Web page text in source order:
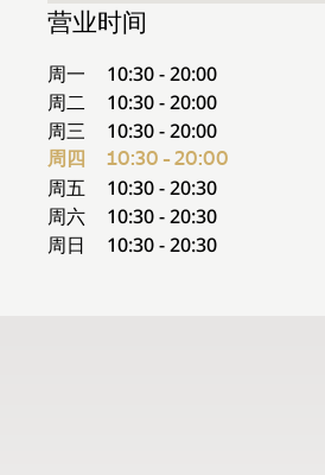
营业时间
周一
10:30 - 20:00
周二
10:30 - 20:00
周三
10:30 - 20:00
周四 10:30 - 20:00
周五
10:30 - 20:30
周六
10:30 - 20:30
周日
10:30 - 20:30